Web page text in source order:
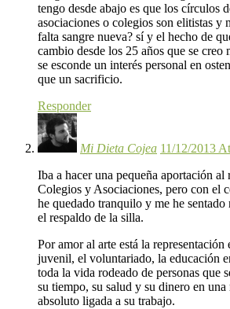
tengo desde abajo es que los círculos
asociaciones o colegios son elitistas y
falta sangre nueva? sí y el hecho de
cambio desde los 25 años que se creo
se esconde un interés personal en
que un sacrificio.
Responder
Mi Dieta Cojea 11/12/2013
Iba a hacer una pequeña aportación al
Colegios y Asociaciones, pero con el
he quedado tranquilo y me he sentado
el respaldo de la silla.
Por amor al arte está la
juvenil, el voluntariado, la educación
toda la vida rodeado de personas que
su tiempo, su salud y su dinero en una
absoluto ligada a su trabajo.